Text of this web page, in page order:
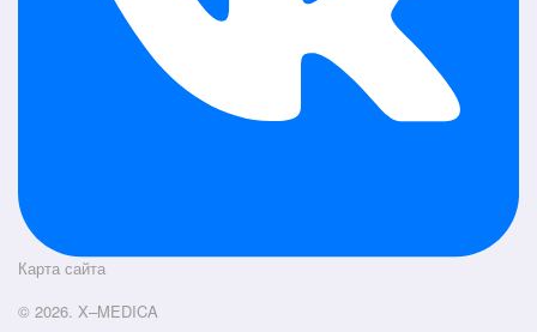
Карта сайта
© 2026. X–MEDICA